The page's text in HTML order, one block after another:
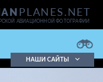
PLANES.NET
АВИАЦИОННОЙ ФОТОГРАФИИ
НАШИ САЙТЫ